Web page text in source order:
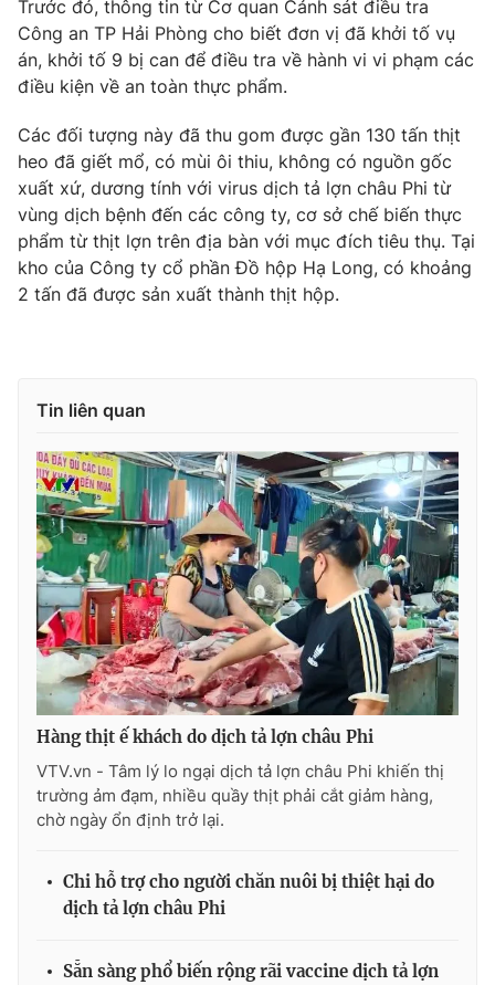
Trước đó, thông tin từ Cơ quan Cảnh sát điều tra
Công an TP Hải Phòng cho biết đơn vị đã khởi tố vụ
án, khởi tố 9 bị can để điều tra về hành vi vi phạm các
điều kiện về an toàn thực phẩm.
Các đối tượng này đã thu gom được gần 130 tấn thịt
heo đã giết mổ, có mùi ôi thiu, không có nguồn gốc
xuất xứ, dương tính với virus dịch tả lợn châu Phi từ
vùng dịch bệnh đến các công ty, cơ sở chế biến thực
phẩm từ thịt lợn trên địa bàn với mục đích tiêu thụ. Tại
kho của Công ty cổ phần Đồ hộp Hạ Long, có khoảng
2 tấn đã được sản xuất thành thịt hộp.
Tin liên quan
Hàng thịt ế khách do dịch tả lợn châu Phi
VTV.vn - Tâm lý lo ngại dịch tả lợn châu Phi khiến thị
trường ảm đạm, nhiều quầy thịt phải cắt giảm hàng,
chờ ngày ổn định trở lại.
Chi hỗ trợ cho người chăn nuôi bị thiệt hại do
dịch tả lợn châu Phi
Sẵn sàng phổ biến rộng rãi vaccine dịch tả lợn